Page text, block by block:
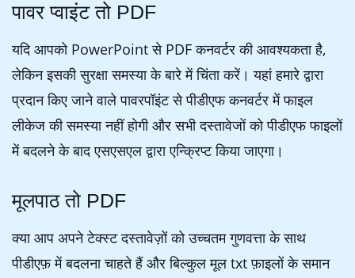
पावर प्वाइंट तो PDF
यदि आपको PowerPoint से PDF कनवर्टर की आवश्यकता है,
लेकिन इसकी सुरक्षा समस्या के बारे में चिंता करें। यहां हमारे द्वारा
प्रदान किए जाने वाले पावरपॉइंट से पीडीएफ कनवर्टर में फाइल
लीकेज की समस्या नहीं होगी और सभी दस्तावेजों को पीडीएफ फाइलों
में बदलने के बाद एसएसएल द्वारा एन्क्रिप्ट किया जाएगा।
मूलपाठ तो PDF
क्या आप अपने टेक्स्ट दस्तावेज़ों को उच्चतम गुणवत्ता के साथ
पीडीएफ़ में बदलना चाहते हैं और बिल्कुल मूल txt फ़ाइलों के समान